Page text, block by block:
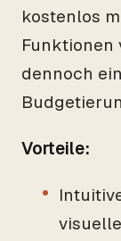
kostenlos
Funktionen
dennoch
Vorteile: